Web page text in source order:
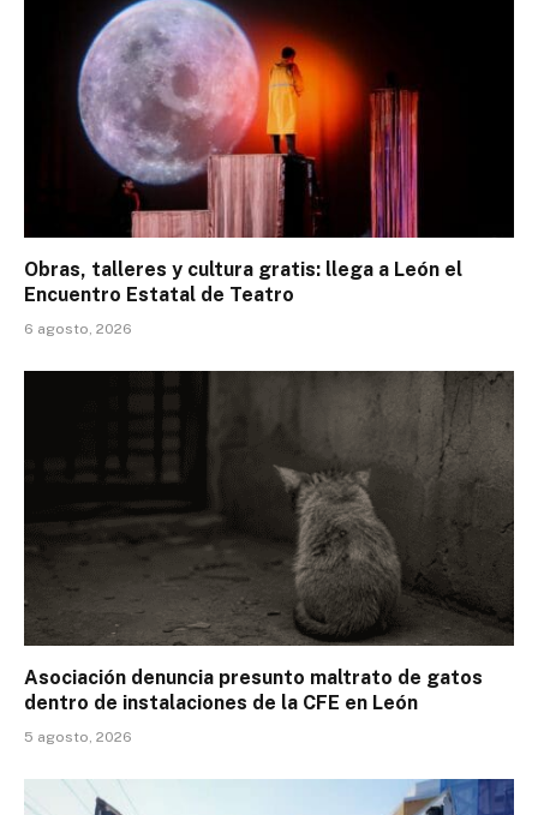
Obras, talleres y cultura gratis: llega a León el
Encuentro Estatal de Teatro
6 agosto, 2026
Asociación denuncia presunto maltrato de gatos
dentro de instalaciones de la CFE en León
5 agosto, 2026